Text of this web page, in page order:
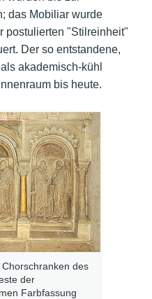
das Mobiliar wurde
postulierten "Stilreinheit"
Der so entstandene,
akademisch-kühl
bis heute.
des
der
Farbfassung